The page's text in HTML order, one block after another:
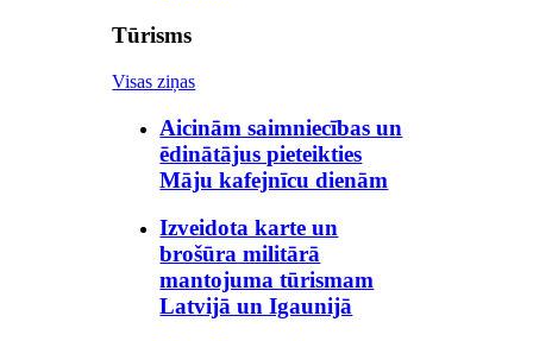
Tūrisms
Visas ziņas
Aicinām saimniecības un
ēdinātājus pieteikties
Māju kafejnīcu dienām
Izveidota karte un
brošūra militārā
mantojuma tūrismam
Latvijā un Igaunijā